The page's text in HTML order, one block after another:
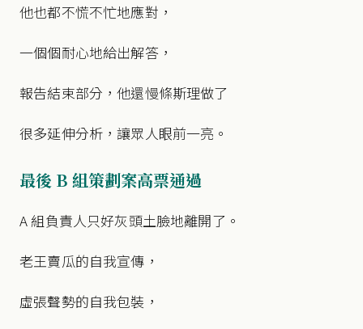
他也都不慌不忙地應對，
一個個耐心地給出解答，
報告結束部分，他還慢條斯理做了
很多延伸分析，讓眾人眼前一亮。
最後 B 組策劃案高票通過
A 組負責人只好灰頭土臉地離開了。
老王賣瓜的自我宣傳，
虛張聲勢的自我包裝，